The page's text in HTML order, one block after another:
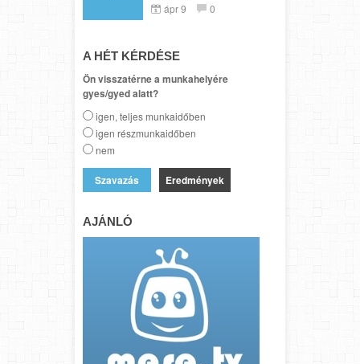
ápr 9 0
A HÉT KÉRDÉSE
Ön visszatérne a munkahelyére
gyes/gyed alatt?
igen, teljes munkaidőben
igen részmunkaidőben
nem
Eredmények
AJÁNLÓ